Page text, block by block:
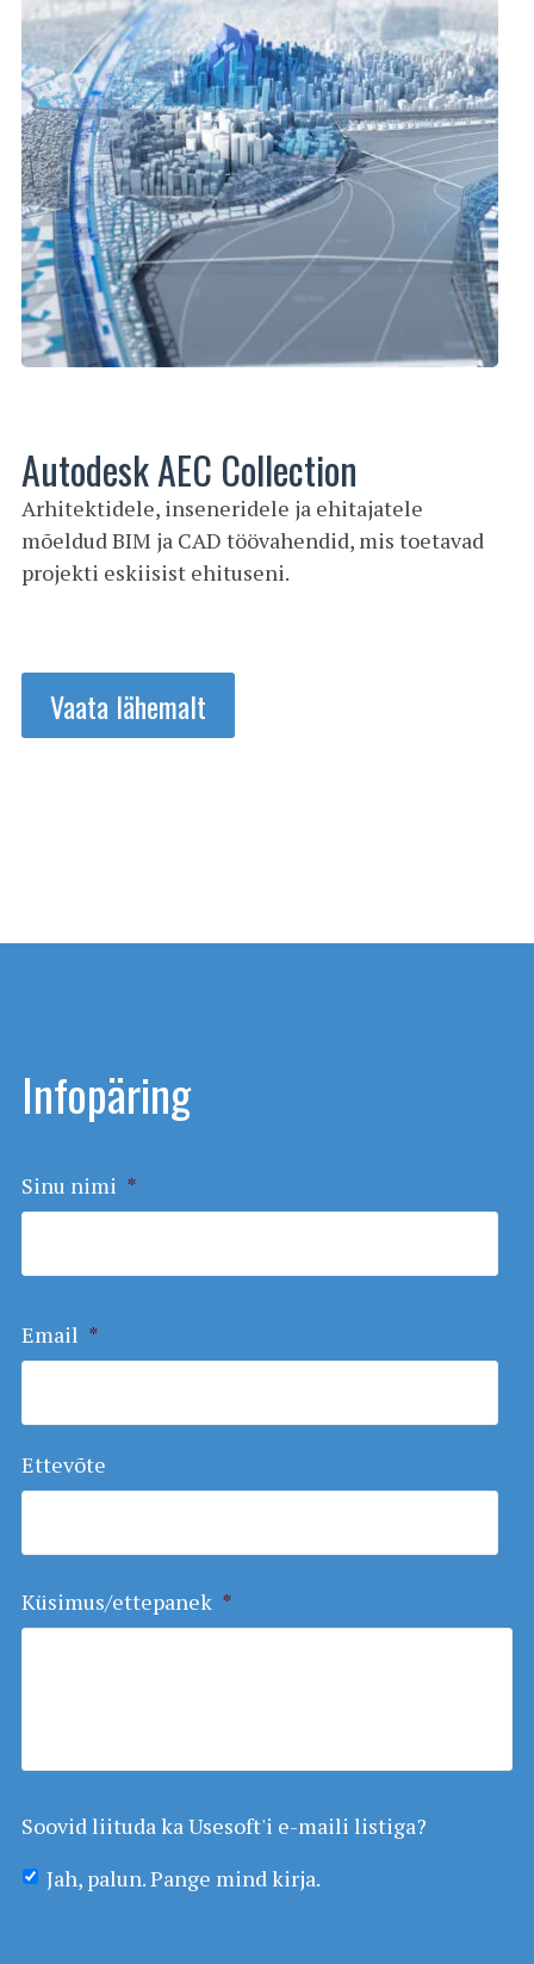
Autodesk AEC Collection
Arhitektidele, inseneridele ja ehitajatele
mõeldud BIM ja CAD töövahendid, mis toetavad
projekti eskiisist ehituseni.
Vaata lähemalt
Infopäring
Sinu nimi *
Email *
Ettevõte
Küsimus/ettepanek *
Soovid liituda ka Usesoft'i e-maili listiga?
Jah, palun. Pange mind kirja.